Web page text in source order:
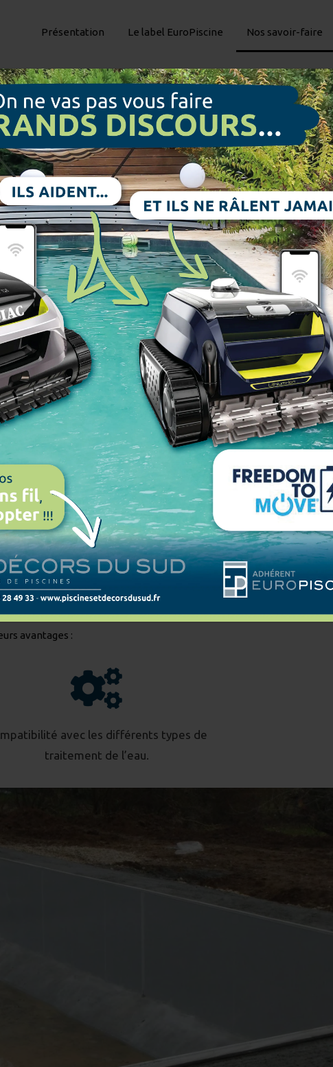
Présentation Le label EuroPiscine Nos savoir-faire
AVEC LA PISCINE
la fois économique et rapide pour
de construire unepiscine en kit
se composent de panneaux préfabriqués en matériaux
et entièrement fabriquée en France.
Structure inaltérable.
Piscine en kit
de
avantages :
avec les différents types de
traitement de l’eau.